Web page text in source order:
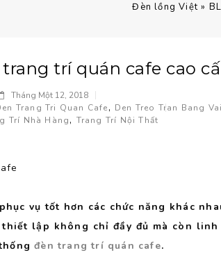
Đèn lồng Việt»
trí quán cafe cao
Tháng Một 12, 2018
Trang Tri Quan Cafe, Den Treo Tran Bang Vai
Trí Nhà Hàng, Trang Trí Nội Thất
vụ tốt hơn các chức năng khác
lập không chỉ đầy đủ mà còn
đèn trang trí quán cafe.